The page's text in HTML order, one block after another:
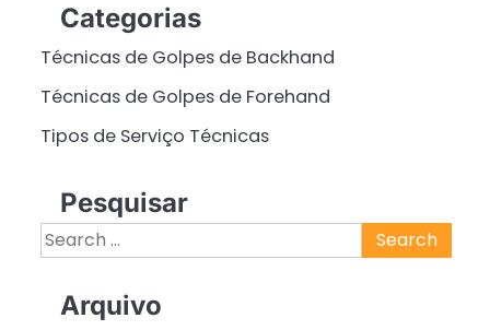
Categorias
Técnicas de Golpes de Backhand
Técnicas de Golpes de Forehand
Tipos de Serviço Técnicas
Pesquisar
Search
for:
Arquivo